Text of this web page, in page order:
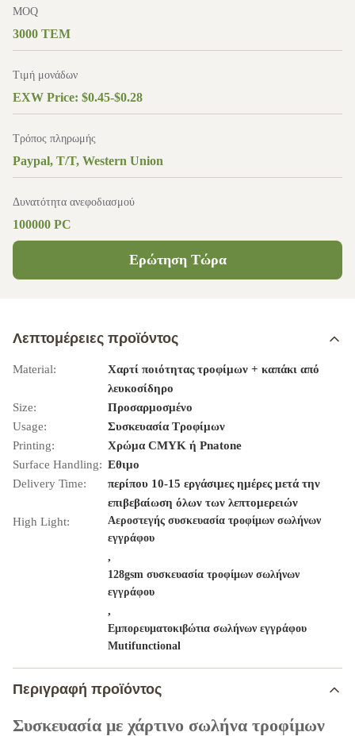
MOQ
3000 ΤΕΜ
Τιμή μονάδων
EXW Price: $0.45-$0.28
Τρόπος πληρωμής
Paypal, T/T, Western Union
Δυνατότητα ανεφοδιασμού
100000 PC
Ερώτηση Τώρα
Λεπτομέρειες προϊόντος
Material:
Χαρτί ποιότητας τροφίμων + καπάκι από
λευκοσίδηρο
Size:
Προσαρμοσμένο
Usage:
Συσκευασία Τροφίμων
Printing:
Χρώμα CMYK ή Pnatone
Surface Handling: Εθιμο
Delivery Time:
περίπου 10-15 εργάσιμες ημέρες μετά την
επιβεβαίωση όλων των λεπτομερειών
High Light:
Αεροστεγής συσκευασία τροφίμων σωλήνων
εγγράφου
,
128gsm συσκευασία τροφίμων σωλήνων
εγγράφου
,
Εμπορευματοκιβώτια σωλήνων εγγράφου
Mutifunctional
Περιγραφή προϊόντος
Συσκευασία με χάρτινο σωλήνα τροφίμων